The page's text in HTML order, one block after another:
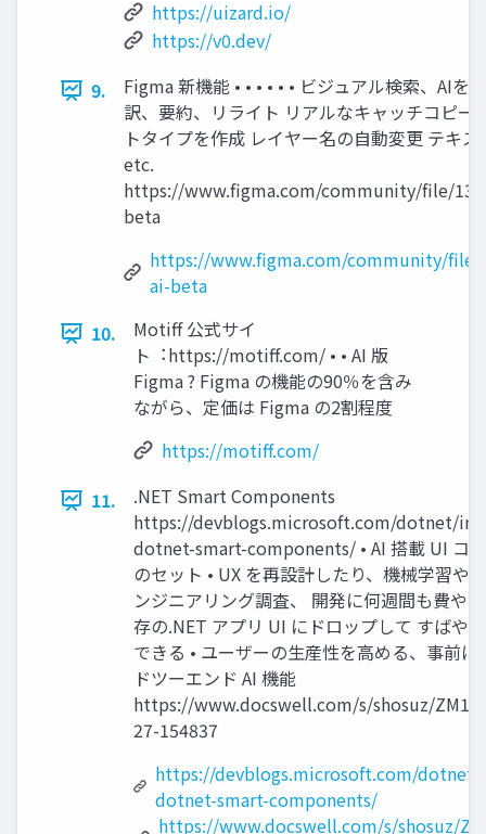
https://uizard.io/
https://v0.dev/
9.
Figma 新機能 • • • • • • ビジュアル検索、AI
訳、要約、リライト リアルなキャッチコピー
トタイプを作成 レイヤー名の⾃動変更 テキ
etc.
https://www.figma.com/community/file/
beta
https://www.figma.com/community/file/
ai-beta
10.
Motiﬀ 公式サイ
ト︓https://motiff.com/ • • AI 版
Figma ? Figma の機能の90％を含み
ながら、定価は Figma の2割程度
https://motiff.com/
11.
.NET Smart Components
https://devblogs.microsoft.com/dotnet/
dotnet-smart-components/ • AI 搭載 UI コ
のセット • UX を再設計したり、機械学習や
ンジニアリング調査、 開発に何週間も費や
存の.NET アプリ UI にドロップして すばや
できる • ユーザーの⽣産性を⾼める、事前
ドツーエンド AI 機能
https://www.docswell.com/s/shosuz/
27-154837
https://devblogs.microsoft.com/
dotnet-smart-components/
https://www.docswell.com/s/shosuz/